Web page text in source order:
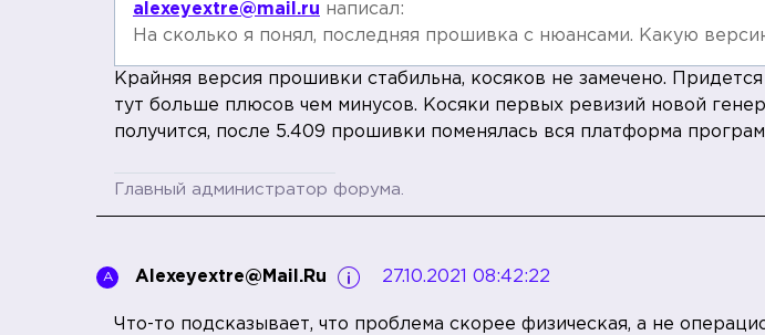
alexeyextre@mail.ru написал:
На сколько я понял, последняя прошивка с нюансами. Какую
Крайняя версия прошивки стабильна, косяков не замечено.
тут больше плюсов чем минусов. Косяки первых ревизий новой
получится, после 5.409 прошивки поменялась вся платформа
Главный администратор форума.
A Alexeyextre@mail.ru 27.10.2021 08:42:22
Что-то подсказывает, что проблема скорее физическая, а не